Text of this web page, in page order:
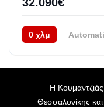
0 χλμ
Η
Θεσσαλονίκης